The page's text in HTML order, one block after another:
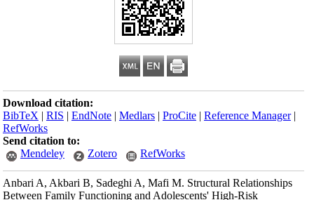
Download citation:
BibTeX |RIS |EndNote |Medlars |ProCite |Reference Manager
RefWorks
Send citation to:
Mendeley
Zotero RefWorks
Anbari A, Akbari B, Sadeghi A, Mafi M. Structural Relationships
Between Family Functioning and Adolescents' High-Risk